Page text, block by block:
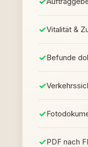
Vitalität &
Befunde
PDF nach